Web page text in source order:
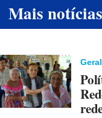
Mais notícias
Geral